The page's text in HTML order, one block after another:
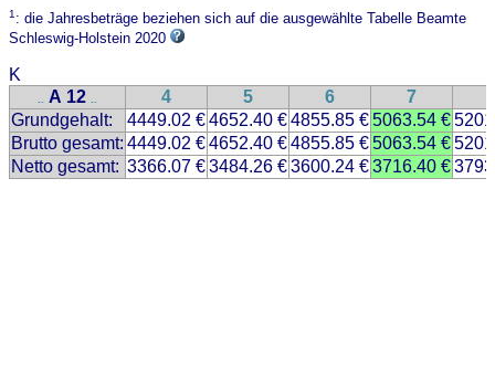
1: die Jahresbeträge beziehen sich auf die ausgewählte Tabelle Beamte
Schleswig-Holstein 2020
K
.. A 12 .. 4 5 6 7
Grundgehalt:
4449.02 €4652.40 €4855.85 €5063.54 €
Brutto gesamt: 4449.02 €4652.40 €4855.85 €5063.54 €
Netto gesamt: 3366.07 €3484.26 €3600.24 €3716.40 €